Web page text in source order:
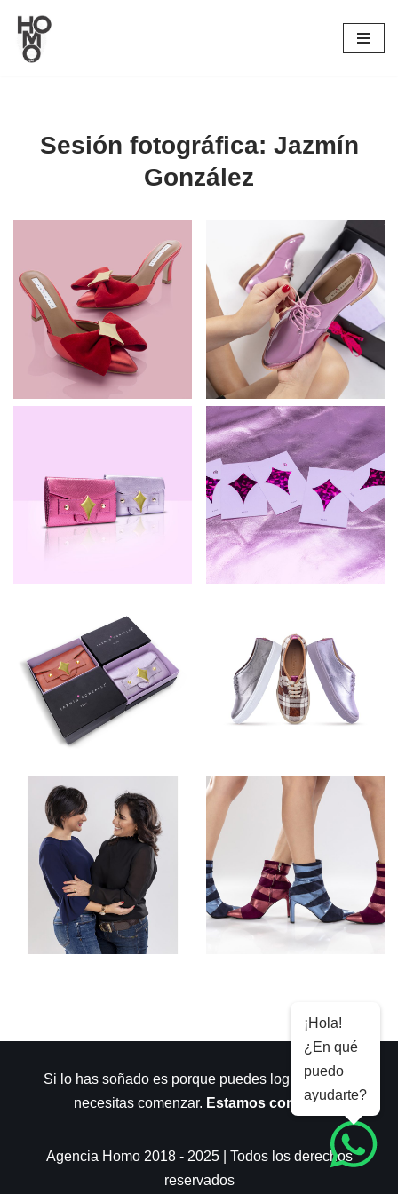
Saltar
Sesión fotográfica: Jazmín
González
Si lo has soñado es porque puedes lograrlo. Sólo
necesitas comenzar. Estamos contigo.
Agencia Homo 2018 - 2025 | Todos los derechos
reservados
¡Hola!
¿En qué
puedo
ayudarte?